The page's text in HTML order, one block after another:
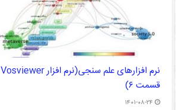
نرم افزارهای علم سنجی(نرم افزار Vosviewer
قسمت ۶)
۱۴۰۱-۰۸-۲۴